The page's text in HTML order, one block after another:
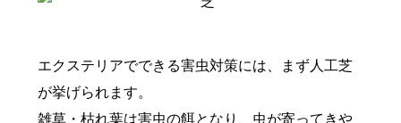
エクステリアでできる害虫対策には、まず人工芝
が挙げられます。
雑草・枯れ葉は害虫の餌となり、虫が寄ってきや